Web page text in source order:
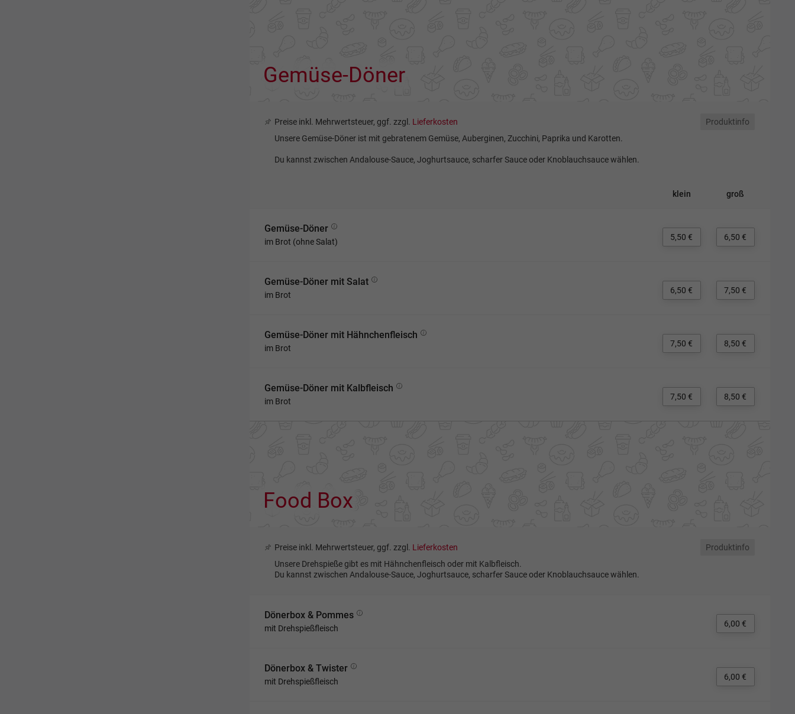
Gemüse-Döner
Preise inkl. Mehrwertsteuer, ggf. zzgl. Lieferkosten
Produktinfo
Unsere Gemüse-Döner ist mit gebratenem Gemüse, Auberginen, Zucchini, Paprika und Karotten.
Du kannst zwischen Andalouse-Sauce, Joghurtsauce, scharfer Sauce oder Knoblauchsauce wählen.
klein groß
Gemüse-Döner
im Brot (ohne Salat) 5,50 € 6,50 €
Gemüse-Döner mit Salat
im Brot 6,50 € 7,50 €
Gemüse-Döner mit Hähnchenfleisch
im Brot 7,50 € 8,50 €
Gemüse-Döner mit Kalbfleisch
im Brot 7,50 € 8,50 €
Food Box
Preise inkl. Mehrwertsteuer, ggf. zzgl. Lieferkosten
Produktinfo
Unsere Drehspieße gibt es mit Hähnchenfleisch oder mit Kalbfleisch.
Du kannst zwischen Andalouse-Sauce, Joghurtsauce, scharfer Sauce oder Knoblauchsauce wählen.
Dönerbox & Pommes
mit Drehspießfleisch 6,00 €
Dönerbox & Twister
mit Drehspießfleisch 6,00 €